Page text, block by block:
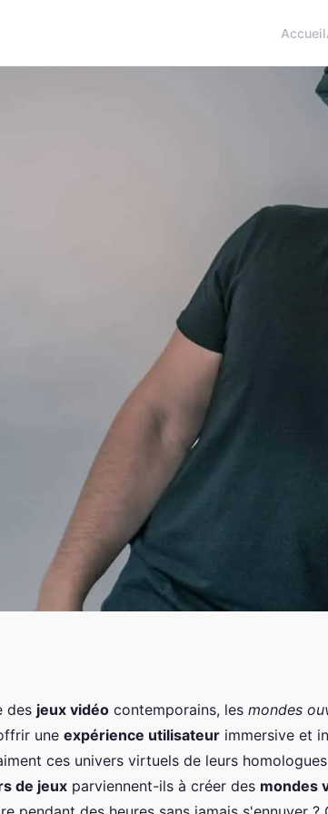
Accueil
de base pour
interactif et
des jeux vidéo contemporains, les mondes
une expérience utilisateur immersive et
ces univers virtuels de leurs
de jeux parviennent-ils à créer des mondes